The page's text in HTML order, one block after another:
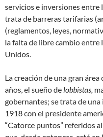
servicios e inversiones
trata de barreras tarifarias
(reglamentos, leyes,
la falta de libre cambio entre
Unidos.
La creación de una gran
años, el sueño de lobbistas,
gobernantes; se trata de una
1918 con el presidente
“Catorce puntos” referidos